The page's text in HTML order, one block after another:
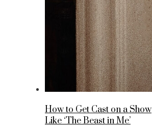
How to Get Cast on a Show
Like ‘The Beast in Me’